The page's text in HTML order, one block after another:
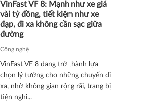
VinFast VF 8: Mạnh như xe giá
vài tỷ đồng, tiết kiệm như xe
đạp, đi xa không cần sạc giữa
đường
Công nghệ
VinFast VF 8 đang trở thành lựa
chọn lý tưởng cho những chuyến đi
xa, nhờ không gian rộng rãi, trang bị
tiện nghi...